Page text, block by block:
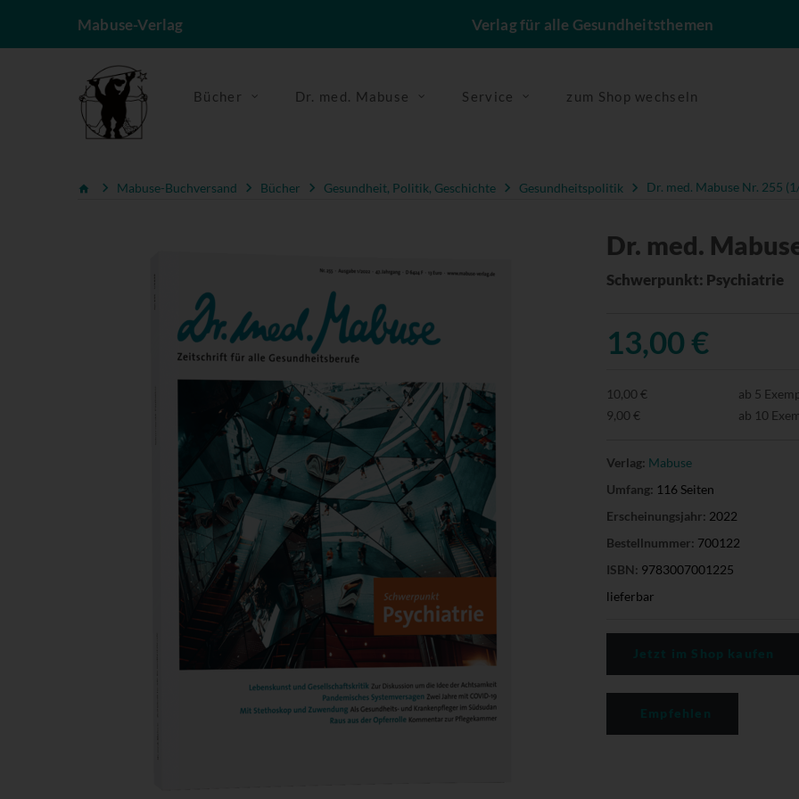
Mabuse-Verlag Verlag für alle Gesundheitsthemen
Bücher Dr. med. Mabuse Service zum Shop wechseln
Mabuse-Buchversand Bücher Gesundheit, Politik, Geschichte Gesundheitspolitik Dr. med. Mabuse Nr. 255
Dr. med.
Schwerpunkt: Psychiatrie
13,00 €
10,00 € ab 5
9,00 €
ab 10
Verlag: Mabuse
Umfang: 116 Seiten
Erscheinungsjahr: 2022
Bestellnummer: 700122
ISBN: 9783007001225
lieferbar